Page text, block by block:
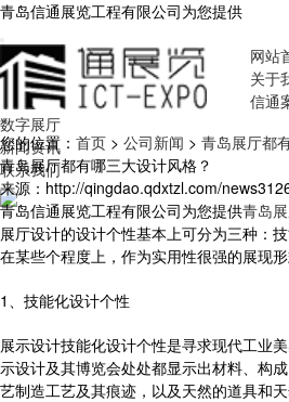
青岛信通展览工程有限公司为您提供
网站
关于
信通
数字展厅
新闻资讯
联系我们
您的位置： 首页 > 公司新闻 > 青岛展厅都
青岛展厅都有哪三大设计风格？
来源：http://qingdao.qdxtzl.com/
青岛信通展览工程有限公司为您提供青岛
展厅设计的设计个性基本上可分为三种：
在某些个程度上，作为实用性很强的展现
1、技能化设计个性
展示设计技能化设计个性是寻求现代工业
示设计及其博览会处处都显示出材料、构
艺制造工艺及其痕迹，以及天然的道具和天